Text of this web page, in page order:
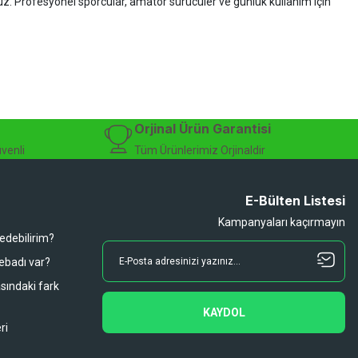
bisiklet alışverişinizi güvenle gerçekleştirebilirsiniz.
Orjinal Ürün Garantisi
Tüm Ürünlerimiz Orjinaldir
var?
fark
E-Bülten Listesi
Kampanyaları kaçırmayın
KAYDOL